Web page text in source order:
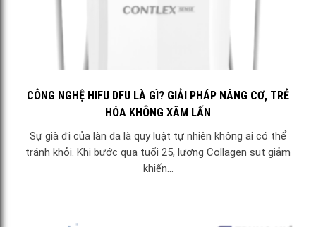
CÔNG NGHỆ HIFU DFU LÀ GÌ? GIẢI PHÁP NÂNG CƠ, TRẺ
HÓA KHÔNG XÂM LẤN
Sự già đi của làn da là quy luật tự nhiên không ai có thể
tránh khỏi. Khi bước qua tuổi 25, lượng Collagen sụt giảm
khiến...